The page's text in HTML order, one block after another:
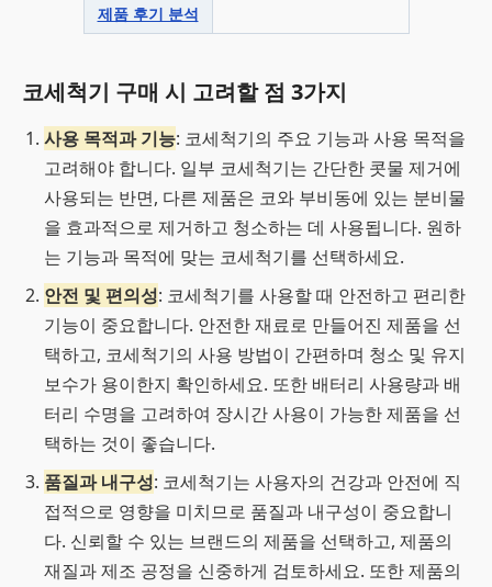
제품 후기 분석
코세척기 구매 시 고려할 점 3가지
사용 목적과 기능: 코세척기의 주요 기능과 사용 목적을
고려해야 합니다. 일부 코세척기는 간단한 콧물 제거에
사용되는 반면, 다른 제품은 코와 부비동에 있는 분비물
을 효과적으로 제거하고 청소하는 데 사용됩니다. 원하
는 기능과 목적에 맞는 코세척기를 선택하세요.
안전 및 편의성: 코세척기를 사용할 때 안전하고 편리한
기능이 중요합니다. 안전한 재료로 만들어진 제품을 선
택하고, 코세척기의 사용 방법이 간편하며 청소 및 유지
보수가 용이한지 확인하세요. 또한 배터리 사용량과 배
터리 수명을 고려하여 장시간 사용이 가능한 제품을 선
택하는 것이 좋습니다.
품질과 내구성: 코세척기는 사용자의 건강과 안전에 직
접적으로 영향을 미치므로 품질과 내구성이 중요합니
다. 신뢰할 수 있는 브랜드의 제품을 선택하고, 제품의
재질과 제조 공정을 신중하게 검토하세요. 또한 제품의